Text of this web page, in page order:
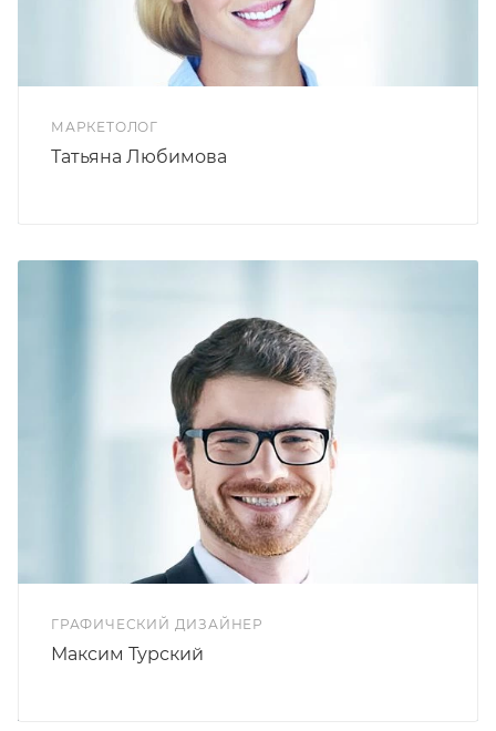
МАРКЕТОЛОГ
Татьяна Любимова
ГРАФИЧЕСКИЙ ДИЗАЙНЕР
Максим Турский